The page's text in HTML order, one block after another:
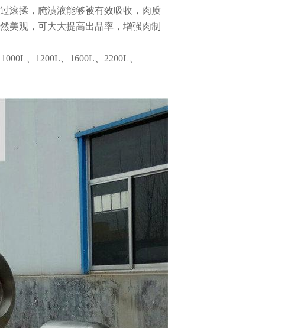
滚揉，腌渍液能够被有效吸收，肉质
美观，可大大提高出品率，增强肉制
1000L 1200L 1600L 2200L